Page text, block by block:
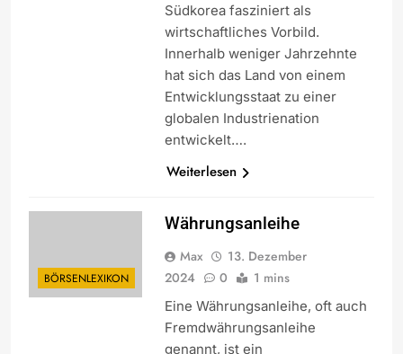
Südkorea fasziniert als
wirtschaftliches Vorbild.
Innerhalb weniger Jahrzehnte
hat sich das Land von einem
Entwicklungsstaat zu einer
globalen Industrienation
entwickelt….
Weiterlesen
BÖRSENLEXIKON
Währungsanleihe
Max
13. Dezember
2024
0 1 mins
Eine Währungsanleihe, oft auch
Fremdwährungsanleihe
genannt, ist ein